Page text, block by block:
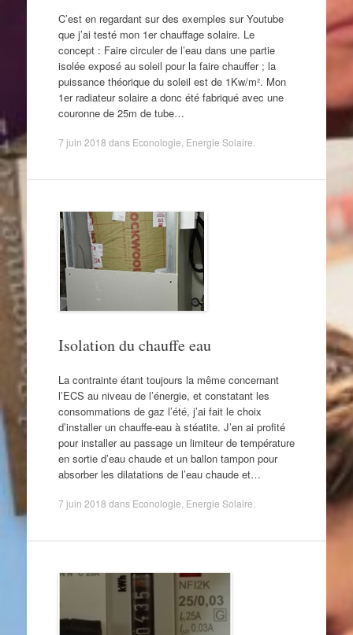
C’est en regardant sur des exemples sur Youtube
que j’ai testé mon 1er chauffage solaire. Le
concept : Faire circuler de l’eau dans une partie
isolée exposé au soleil pour la faire chauffer ; la
puissance théorique du soleil est de 1Kw/m². Mon
1er radiateur solaire a donc été fabriqué avec une
couronne de 25m de tube…
7 juin 2018 dans Econologie Energie Solaire
Isolation du chauffe eau
La contrainte étant toujours la même concernant
l’ECS au niveau de l’énergie, et constatant les
consommations de gaz l’été, j’ai fait le choix
d’installer un chauffe-eau à stéatite. J’en ai profité
pour installer au passage un limiteur de température
en sortie d’eau chaude et un ballon tampon pour
absorber les dilatations de l’eau chaude et…
7 juin 2018 dans Econologie Energie Solaire